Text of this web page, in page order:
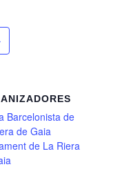
Barcelonista de
de Gaia
de La Riera